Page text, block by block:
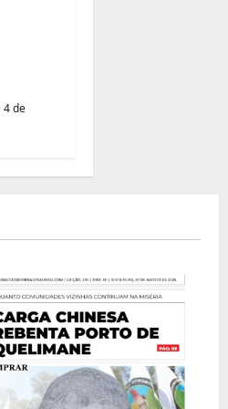
4 de